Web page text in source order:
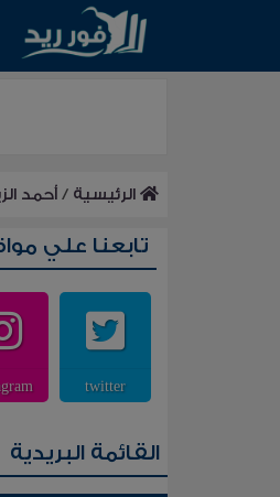
الرئيسية /أحمد
تابعنا علي
twitter
القائمة البريدية